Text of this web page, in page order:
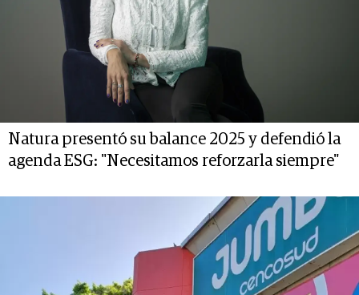
Natura presentó su balance 2025 y defendió la
agenda ESG: "Necesitamos reforzarla siempre"